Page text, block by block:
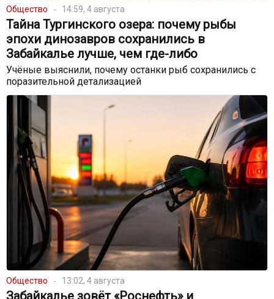
Общество 14:59, 4 августа
Тайна Тургинского озера: почему рыбы
эпохи динозавров сохранились в
Забайкалье лучше, чем где-либо
Учёные выяснили, почему останки рыб сохранились с
поразительной детализацией
Общество 13:02, 4 августа
Забайкалье зовёт «Роснефть» и